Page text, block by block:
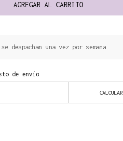
AGREGAR AL CARRITO
despachan una vez por semana
de envío
CALCULAR